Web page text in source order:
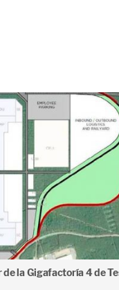
la Gigafactoría 4 de